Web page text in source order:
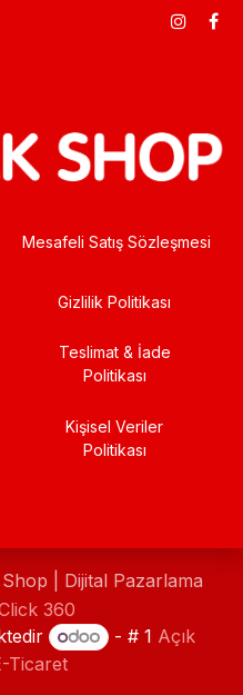
Mesafeli Satış Sözleşmesi
Gizlilik Politikası
Teslimat & İade
Politikası
Kişisel Veriler
Politikası
| Dijital Pazarlama
360
- # 1 Açık
Ticaret